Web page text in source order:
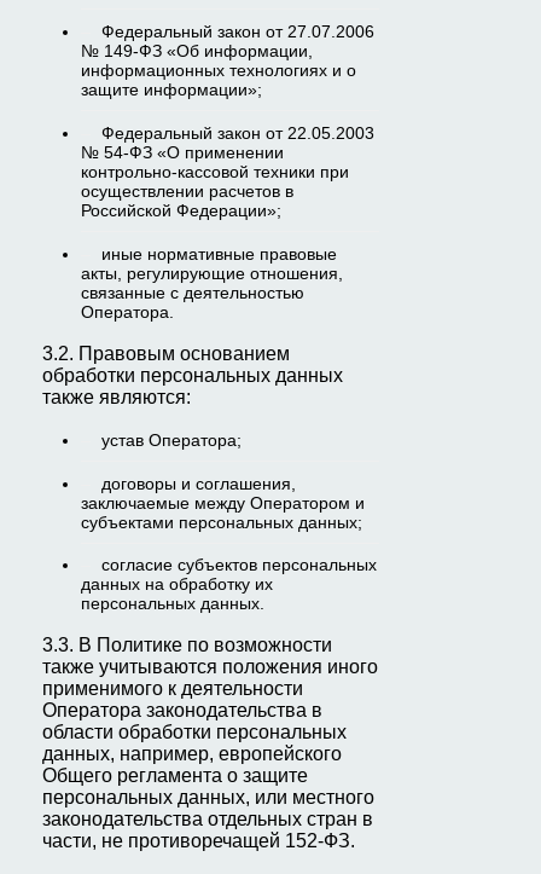
Федеральный закон от 27.07.2006
№ 149-ФЗ «Об информации,
информационных технологиях и о
защите информации»;
Федеральный закон от 22.05.2003
№ 54-ФЗ «О применении
контрольно-кассовой техники при
осуществлении расчетов в
Российской Федерации»;
иные нормативные правовые
акты, регулирующие отношения,
связанные с деятельностью
Оператора.
3.2. Правовым основанием
обработки персональных данных
также являются:
устав Оператора;
договоры и соглашения,
заключаемые между Оператором и
субъектами персональных данных;
согласие субъектов персональных
данных на обработку их
персональных данных.
3.3. В Политике по возможности
также учитываются положения иного
применимого к деятельности
Оператора законодательства в
области обработки персональных
данных, например, европейского
Общего регламента о защите
персональных данных, или местного
законодательства отдельных стран в
части, не противоречащей 152-ФЗ.